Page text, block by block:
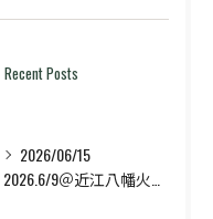
Recent Posts
2026/06/15